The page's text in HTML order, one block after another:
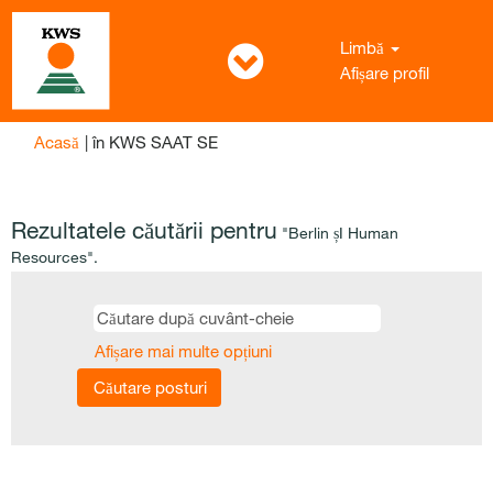
Limbă
Afișare profil
Acasă | în KWS SAAT SE(pagina
Rezultatele căutării pentru "Berlin șI Human
Resources".
Afișare mai multe opțiuni